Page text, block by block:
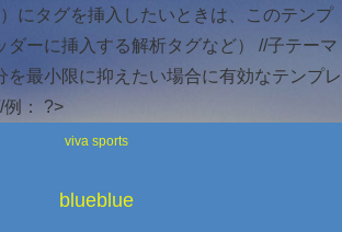
にタグを挿入したいときは、このテンプ
ダーに挿入する解析タグなど） //子テーマ
を最小限に抑えたい場合に有効なテンプレ
：
?>
viva sports
blueblue